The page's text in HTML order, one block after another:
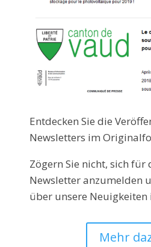
Entdecken Sie die
Newsletters im
Zögern Sie nicht, sich für
Newsletter anzumelden
über unsere
Mehr